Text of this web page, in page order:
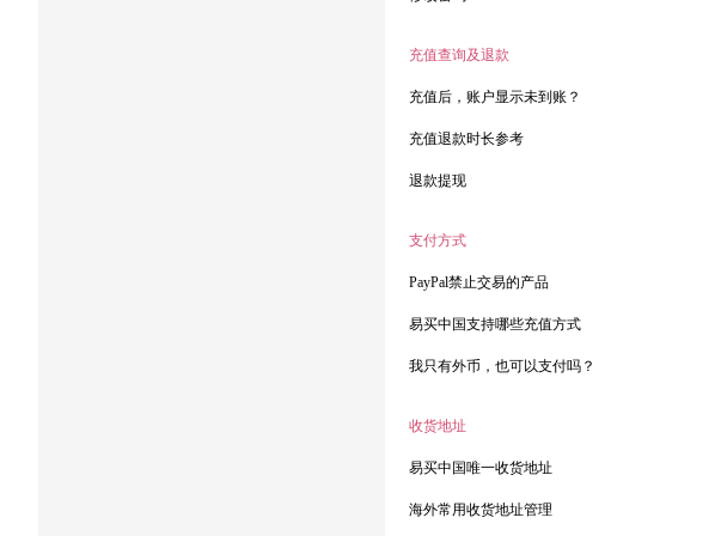
充值查询及退款
充值后，账户显示未到账？
充值退款时长参考
退款提现
支付方式
PayPal禁止交易的产品
易买中国支持哪些充值方式
我只有外币，也可以支付吗？
收货地址
易买中国唯一收货地址
海外常用收货地址管理